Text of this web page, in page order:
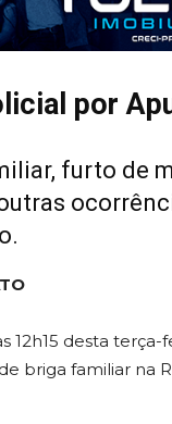
por
furto de
12h15 desta
briga familiar na